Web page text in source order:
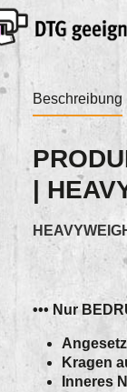
Beschreibung
|
••• Nur
Kragen
Inneres